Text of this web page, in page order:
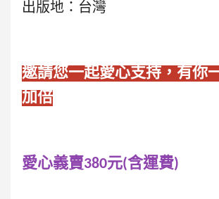
出版地：台灣
邀請您一起愛心支持，有你
加倍
愛心義賣380元(含運費)